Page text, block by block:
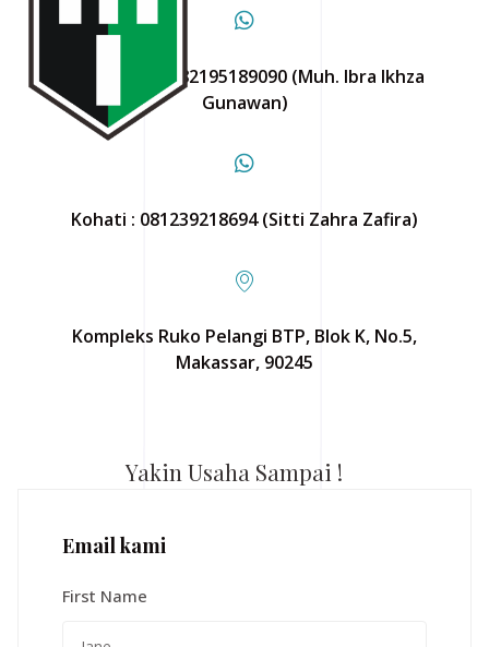
Komisariat : 082195189090 (Muh. Ibra Ikhza
Gunawan)
Kohati : 081239218694 (Sitti Zahra Zafira)
Kompleks Ruko Pelangi BTP, Blok K, No.5,
Makassar, 90245
Yakin Usaha Sampai !
Email kami
First Name